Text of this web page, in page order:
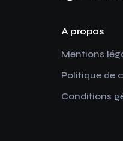
A propos
Mentions
Politique de
Conditions